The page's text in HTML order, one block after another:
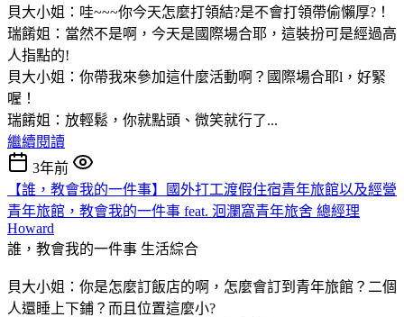
貝大小姐：哇~~~你今天怎麼打領結?是不會打領帶偷懶厚?！
瑞餚姐：當然不是啊，今天是國際場合耶，這裝扮可是經過高
人指點的!
貝大小姐：你帶我來參加這什麼活動啊？國際場合耶l，好緊
喔！
瑞餚姐：放輕鬆，你就點頭、微笑就行了...
繼續閱讀
3年前
【誰，教會我的一件事】國外打工渡假住宿青年旅館以及經營
青年旅館，教會我的一件事 feat. 洄瀾窩青年旅舍 總經理
Howard
誰，教會我的一件事 生活綜合
貝大小姐：你是怎麼訂飯店的啊，怎麼會訂到青年旅館？二個
人還睡上下鋪？而且位置這麼小?